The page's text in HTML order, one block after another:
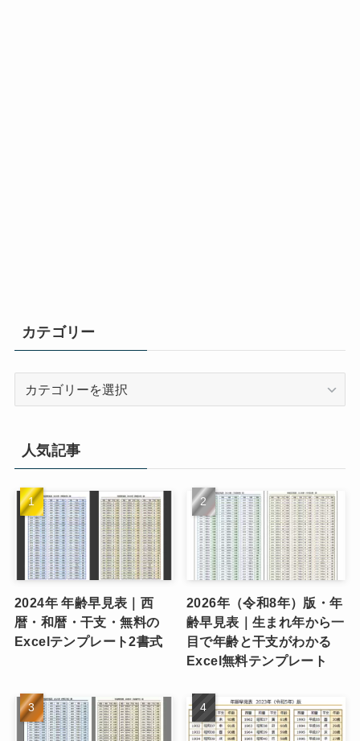
カテゴリー
ー
人気記事
2024年 年齢早見表｜西
暦・和暦・干支・無料の
Excelテンプレート2書式
2026年（令和8年）版・年
齢早見表｜生まれ年から一
目で年齢と干支がわかる
Excel無料テンプレート